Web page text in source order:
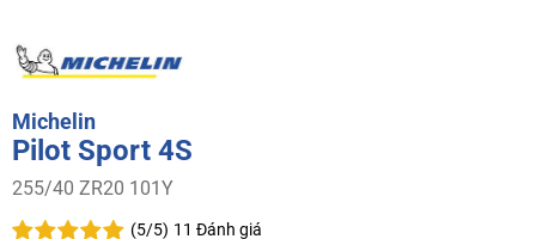
Michelin
Pilot Sport 4S
255/40 ZR20 101Y
(5/5) 11 Đánh giá